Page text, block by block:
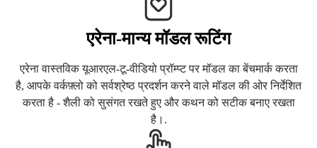
एरेना-मान्य मॉडल रूटिंग
एरेना वास्तविक यूआरएल-टू-वीडियो प्रॉम्प्ट पर मॉडल का बेंचमार्क करता
है, आपके वर्कफ़्लो को सर्वश्रेष्ठ प्रदर्शन करने वाले मॉडल की ओर निर्देशित
करता है - शैली को सुसंगत रखते हुए और कथन को सटीक बनाए रखता
है।.